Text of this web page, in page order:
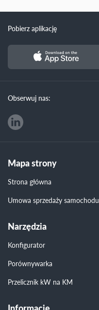
Pobierz aplikację
Obserwuj nas:
Mapa strony
Strona główna
Umowa sprzedaży samochodu
Narzędzia
Konfigurator
Porównywarka
Przelicznik kW na KM